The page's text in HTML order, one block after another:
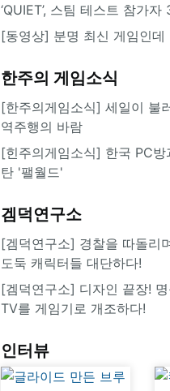
‘QUIET’, 스팀 테스트 참가
[동영상] 분명 최신 게임인데
한주의 게임소식
[한주의게임소식] 세일이 불
역주행의 바람
[힌주의게임소식] 한국 PC
탄 '팰월드'
겜덕연구소
[겜덕연구소] 경찰을 따돌리
도둑 캐릭터들 대단하다!
[겜덕연구소] 디자인 끝장!
TV를 게임기로 개조하다!
인터뷰